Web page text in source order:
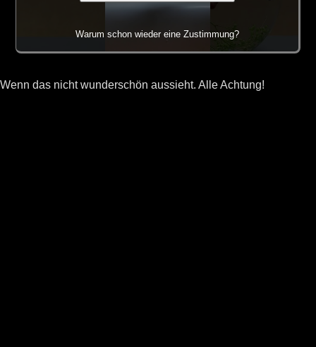
Warum schon wieder eine Zustimmung?
Wenn das nicht wunderschön aussieht. Alle Achtung!